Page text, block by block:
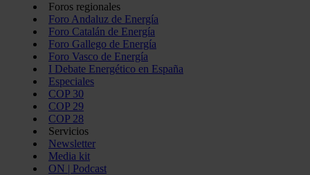
Foros regionales
Foro Andaluz de Energía
Foro Catalán de Energía
Foro Gallego de Energía
Foro Vasco de Energía
I Debate Energético en España
Especiales
COP 30
COP 29
COP 28
Servicios
Newsletter
Media kit
ON | Podcast